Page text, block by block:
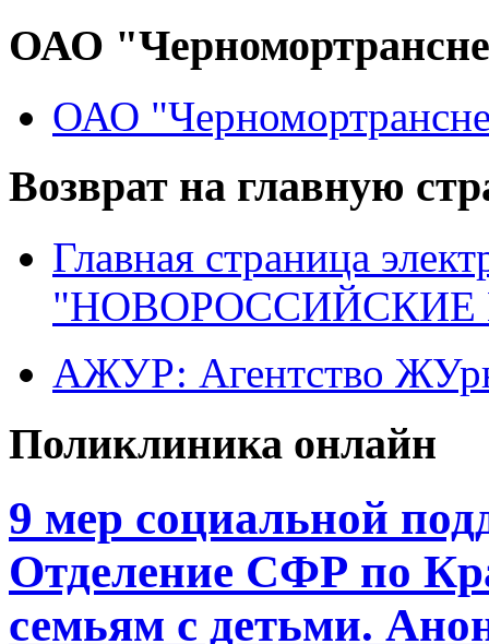
ОАО
ОАО
Возврат на главную
Главная страница
"НОВОРОССИЙСКИЕ
АЖУР: Агентство
Поликлиника онлайн
9 мер социальной
Отделение СФР по
семьям с детьми.